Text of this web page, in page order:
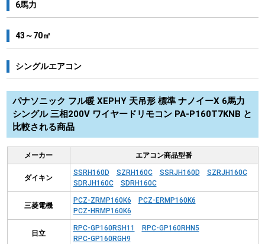
6馬力
43～70㎡
シングルエアコン
パナソニック フル暖 XEPHY 天吊形 標準 ナノイーX 6馬力
シングル 三相200V ワイヤードリモコン PA-P160T7KNB と
比較される商品
メーカー エアコン商品型番
ダイキン
SSRH160D SZRH160C SSRJH160D
SZRJH160C
SDRJH160C
SDRH160C
三菱電機
PCZ-ZRMP160K6
PCZ-ERMP160K6
PCZ-HRMP160K6
日立
RPC-GP160RSH11
RPC-GP160RHN5
RPC-GP160RGH9